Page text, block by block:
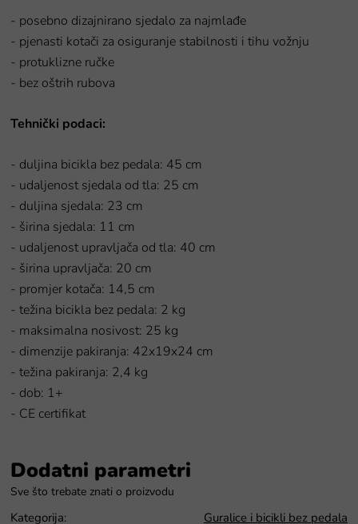
- posebno dizajnirano sjedalo za najmlađe
- pjenasti kotači za osiguranje stabilnosti i tihu vožnju
- protuklizne ručke
- bez oštrih rubova
Tehnički podaci:
- duljina bicikla bez pedala: 45 cm
- udaljenost sjedala od tla: 25 cm
- duljina sjedala: 23 cm
- širina sjedala: 11 cm
- udaljenost upravljača od tla: 40 cm
- širina upravljača: 20 cm
- promjer kotača: 14,5 cm
- težina bicikla bez pedala: 2 kg
- maksimalna nosivost: 25 kg
- dimenzije pakiranja: 42x19x24 cm
- težina pakiranja: 2,4 kg
- dob: 1+
- CE certifikat
Dodatni parametri
Kategorija:
Guralice i bicikli bez pedala